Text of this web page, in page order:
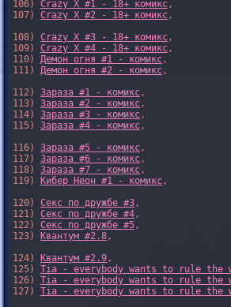
106) Crazy X #1 - 18+ комикс,
107) Crazy X #2 - 18+ комикс,
108) Crazy X #3 - 18+ комикс,
109) Crazy X #4 - 18+ комикс,
110) Демон огня #1 - комикс,
111) Демон огня #2 - комикс,
112) Зараза #1 - комикс,
113) Зараза #2 - комикс,
114) Зараза #3 - комикс,
115) Зараза #4 - комикс,
116) Зараза #5 - комикс,
117) Зараза #6 - комикс,
118) Зараза #7 - комикс,
119)
Кибер Неон #1 - комикс,
120) Секс по дружбе #3,
121) Секс по дружбе #4,
122) Секс по дружбе #5,
123)
Квантум #2.8,
124)
Квантум #2.9,
125) Tia - everybody wants to rule the
126) Tia - everybody wants to rule the
127) Tia - everybody wants to rule the